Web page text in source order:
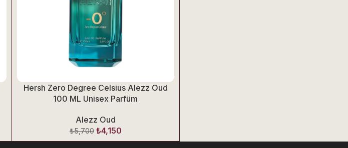
Hersh Zero Degree Celsius Alezz Oud
100 ML Unisex Parfüm
Alezz Oud
₺5,700 ₺4,150